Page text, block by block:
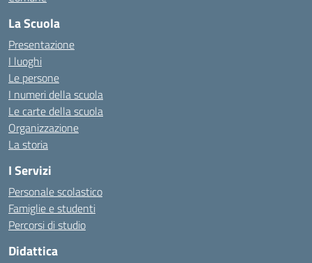
La Scuola
Presentazione
I luoghi
Le persone
I numeri della scuola
Le carte della scuola
Organizzazione
La storia
I Servizi
Personale scolastico
Famiglie e studenti
Percorsi di studio
Didattica